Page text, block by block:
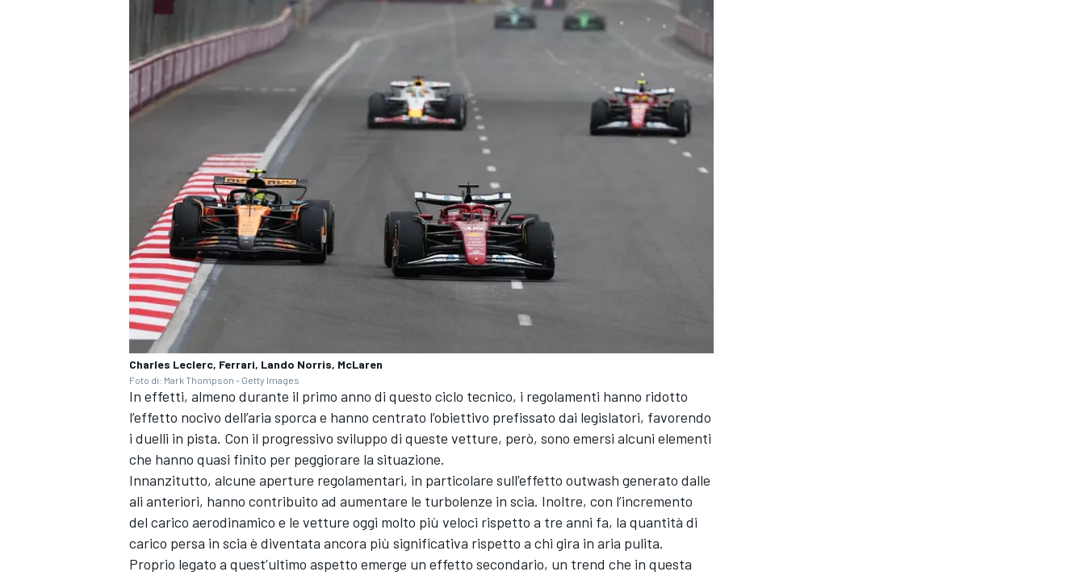
ENDURANCE/GT
Charles Leclerc, Ferrari, Lando Norris, McLaren
Foto di: Mark Thompson - Getty Images
In effetti, almeno durante il primo anno di questo ciclo tecnico, i regolamenti hanno ridotto
l’effetto nocivo dell’aria sporca e hanno centrato l’obiettivo prefissato dai legislatori, favorendo
i duelli in pista. Con il progressivo sviluppo di queste vetture, però, sono emersi alcuni elementi
che hanno quasi finito per peggiorare la situazione.
Innanzitutto, alcune aperture regolamentari, in particolare sull’effetto outwash generato dalle
ali anteriori, hanno contribuito ad aumentare le turbolenze in scia. Inoltre, con l’incremento
del carico aerodinamico e le vetture oggi molto più veloci rispetto a tre anni fa, la quantità di
carico persa in scia è diventata ancora più significativa rispetto a chi gira in aria pulita.
Proprio legato a quest’ultimo aspetto emerge un effetto secondario, un trend che in questa